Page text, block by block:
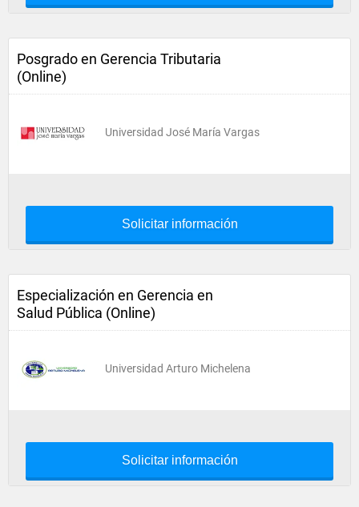
Posgrado en Gerencia Tributaria
(Online)
Universidad José María Vargas
Solicitar información
Especialización en Gerencia en
Salud Pública (Online)
Universidad Arturo Michelena
Solicitar información